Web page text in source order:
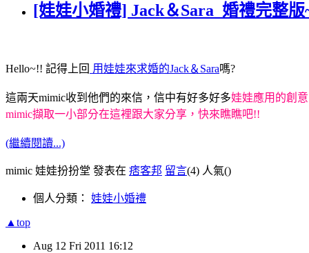
[娃娃小婚禮] Jack＆Sara_婚禮完整版
Hello~!! 記得上回 用娃娃來求婚的Jack＆Sara嗎?
這兩天mimic收到他們的來信，信中有好多好多娃娃應用的創意
mimic擷取一小部分在這裡跟大家分享，快來瞧瞧吧!!
(繼續閱讀...)
mimic 娃娃扮扮堂 發表在 痞客邦 留言(4) 人氣()
個人分類： 娃娃小婚禮
▲top
Aug 12 Fri 2011 16:12